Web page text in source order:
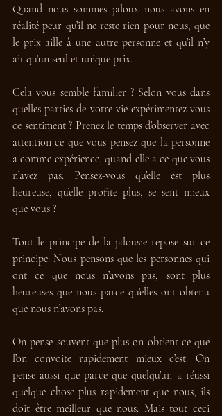
Quand nous sommes jaloux nous avons en
réalité peur qu’il ne reste rien pour nous, que
le prix aille à une autre personne et qu’il n’y
ait qu’un seul et unique prix.
Cela vous semble familier ? Selon vous dans
quelles parties de votre vie expérimentez-vous
ce sentiment ? Prenez le temps d’observer avec
attention ce que vous pensez que la personne
a comme expérience, quand elle a ce que vous
n’avez pas. Pensez-vous qu’elle est plus
heureuse, qu’elle profite plus, se sent mieux
que vous ?
Tout le principe de la jalousie repose sur ce
principe: Nous pensons que les personnes qui
ont ce que nous n’avons pas, sont plus
heureuses que nous parce qu’elles ont obtenu
que nous n’avons pas.
On pense souvent que plus on obtient ce que
l’on convoite rapidement mieux c’est. On
pense aussi que parce que quelqu’un a réussi
quelque chose plus rapidement que nous, ils
doit être meilleur que nous. Mais tout ceci